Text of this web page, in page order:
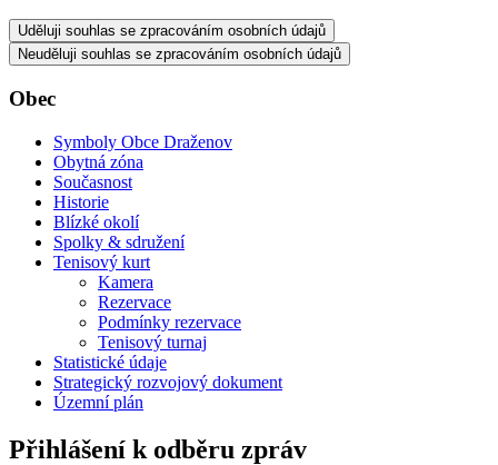
Uděluji souhlas se zpracováním osobních údajů
Neuděluji souhlas se zpracováním osobních údajů
Obec
Symboly Obce Draženov
Obytná zóna
Současnost
Historie
Blízké okolí
Spolky & sdružení
Tenisový kurt
Kamera
Rezervace
Podmínky rezervace
Tenisový turnaj
Statistické údaje
Strategický rozvojový dokument
Územní plán
Přihlášení k odběru zpráv